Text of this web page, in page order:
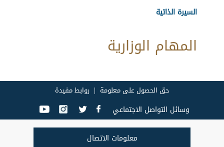
السيرة الذاتية
المهام الوزارية
حق الحصول على معلومة روابط مفيدة
وسائل التواصل الاجتماعي
معلومات الاتصال